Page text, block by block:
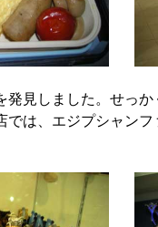
発見しました。せっ
では、エジプシャン